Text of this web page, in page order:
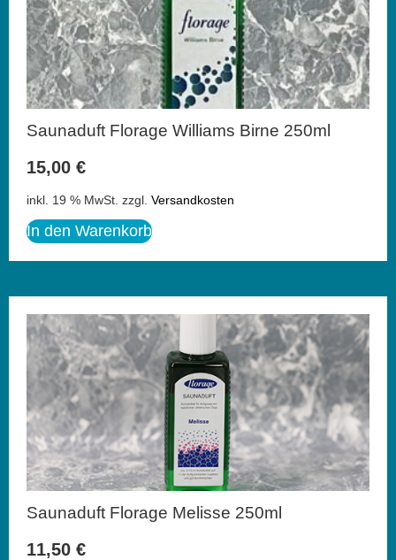
Saunaduft Florage Williams Birne 250ml
15,00 €
inkl. 19 % MwSt. zzgl. Versandkosten
In den Warenkorb
Saunaduft Florage Melisse 250ml
11,50 €